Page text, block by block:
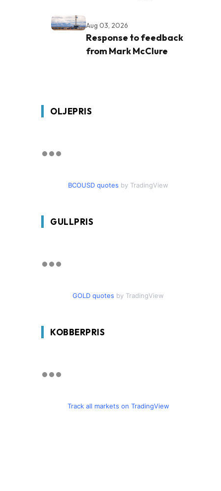
Aug 03, 2026
Response to feedback
from Mark McClure
OLJEPRIS
BCOUSD quotes by TradingView
GULLPRIS
GOLD quotes by TradingView
KOBBERPRIS
Track all markets on TradingView